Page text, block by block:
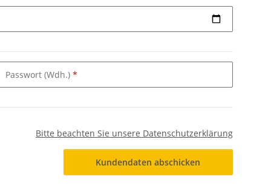
Passwort (Wdh.)
Bitte beachten Sie unsere Datenschutzerklärung
Kundendaten abschicken